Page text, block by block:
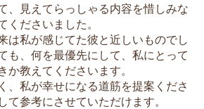
、見えてらっしゃる内容を惜しみな
くださいました。
は私が感じてた彼と近しいものでし
も、何を最優先にして、私にとって
か教えてくださいます。
、私が幸せになる道筋を提案くださ
て参考にさせていただけます。